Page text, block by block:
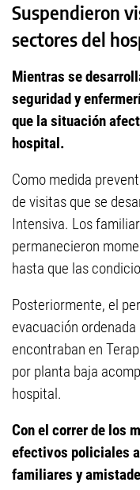
Suspendieron
sectores del
Mientras se
seguridad y
que la situación
hospital.
Como medida
de visitas que se
Intensiva. Los
permanecieron
hasta que las
Posteriormente, el
evacuación ordenada
encontraban en
por planta baja
hospital.
Con el correr de los
efectivos policiales
familiares y